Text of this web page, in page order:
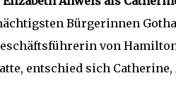
Bürgerinnen
von
entschied sich Catherine,